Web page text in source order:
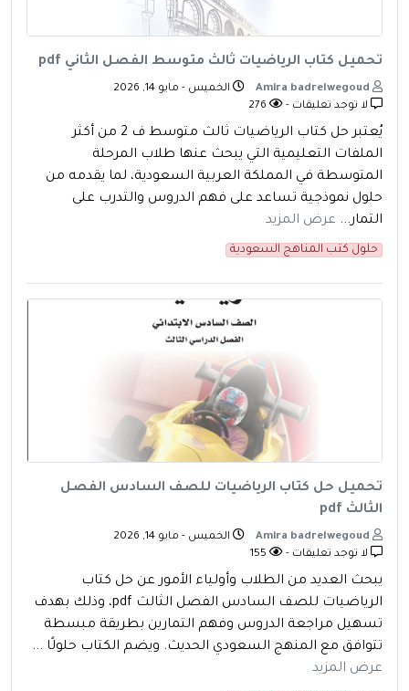
تحميل كتاب الرياضيات ثالث متوسط الفصل الثاني pdf
الخميس - مايو 14, 2026
لا توجد تعليقات -
يُعتبر حل كتاب الرياضيات ثالث متوسط ف 2 من أكثر
الملفات التعليمية التي يبحث عنها طلاب المرحلة
المتوسطة في المملكة العربية السعودية، لما يقدمه من
حلول نموذجية تساعد على فهم الدروس والتدرب على
التمار... عرض المزيد
حلول كتب المناهج السعودية
تحميل حل كتاب الرياضيات للصف السادس الفصل
الثالث pdf
الخميس - مايو 14, 2026
لا توجد تعليقات -
يبحث العديد من الطلاب وأولياء الأمور عن حل كتاب
الرياضيات للصف السادس الفصل الثالث pdf، وذلك بهدف
تسهيل مراجعة الدروس وفهم التمارين بطريقة مبسطة
تتوافق مع المنهج السعودي الحديث. ويضم الكتاب حلولًا ...
عرض المزيد